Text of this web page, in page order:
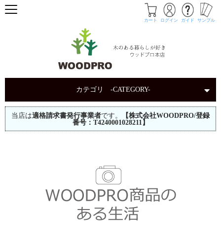
カート ログイン ガイド サンプル
カテゴリ -CATEGORY-
当店は適格請求書発行事業者です。
【株式会社WOODPRO/登録
番号：T4240001028211】